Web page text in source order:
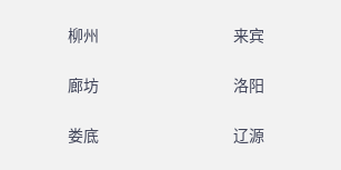
柳州 来宾
廊坊 洛阳
娄底 辽源